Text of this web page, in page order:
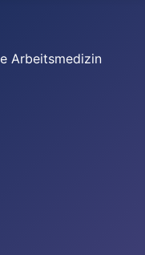
Arbeitsmedizin